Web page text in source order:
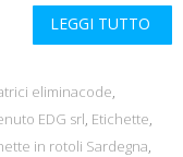
LEGGI TUTTO
eliminacode,
EDG srl, Etichette,
in rotoli Sardegna,